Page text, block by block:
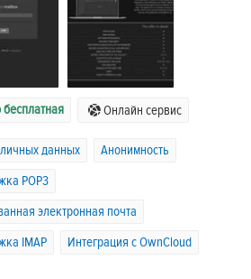
бесплатная Онлайн сервис
данных
Анонимность
POP3
электронная почта
IMAP
Интеграция с OwnCloud